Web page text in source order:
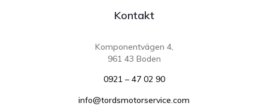
Kontakt
Komponentvägen 4,
961 43 Boden
0921 – 47 02 90
info@tordsmotorservice.com